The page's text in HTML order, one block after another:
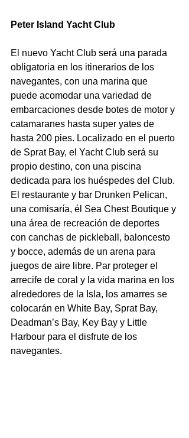
Peter Island Yacht Club
El nuevo Yacht Club será una parada
obligatoria en los itinerarios de los
navegantes, con una marina que
puede acomodar una variedad de
embarcaciones desde botes de motor y
catamaranes hasta super yates de
hasta 200 pies. Localizado en el puerto
de Sprat Bay, el Yacht Club será su
propio destino, con una piscina
dedicada para los huéspedes del Club.
El restaurante y bar Drunken Pelican,
una comisaría, él Sea Chest Boutique y
una área de recreación de deportes
con canchas de pickleball, baloncesto
y bocce, además de un arena para
juegos de aire libre. Par proteger el
arrecife de coral y la vida marina en los
alrededores de la Isla, los amarres se
colocarán en White Bay, Sprat Bay,
Deadman’s Bay, Key Bay y Little
Harbour para el disfrute de los
navegantes.